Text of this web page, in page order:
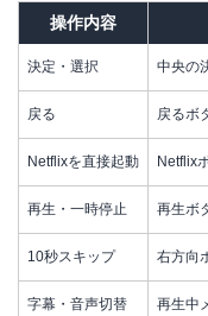
操作内容
決定・選択 中央の
戻る 戻るボ
Netflixを直接起動 Netflix
再生・一時停止 再生ボ
10秒スキップ 右方向
字幕・音声切替 再生中